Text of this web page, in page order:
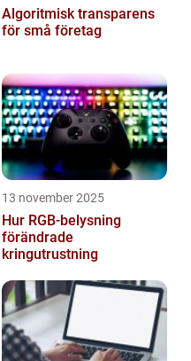
Algoritmisk transparens
för små företag
13 november 2025
Hur RGB-belysning
förändrade
kringutrustning